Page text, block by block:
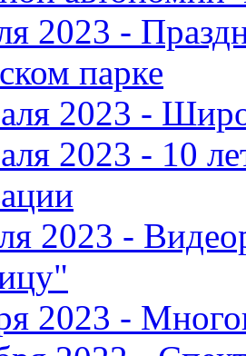
2023 -
парке
2023 -
2023 - 10
2023 -
2023 -